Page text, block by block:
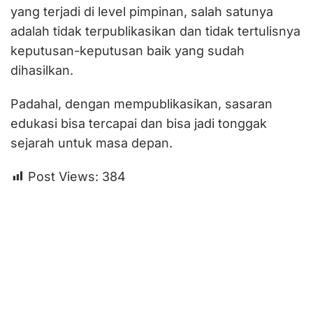
yang terjadi di level pimpinan, salah satunya
adalah tidak terpublikasikan dan tidak tertulisnya
keputusan-keputusan baik yang sudah
dihasilkan.
Padahal, dengan mempublikasikan, sasaran
edukasi bisa tercapai dan bisa jadi tonggak
sejarah untuk masa depan.
Post Views: 384